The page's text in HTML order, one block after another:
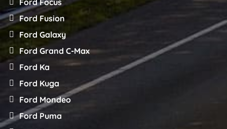
Ford Focus
Ford Fusion
Ford Galaxy
Ford Grand C-Max
Ford Ka
Ford Kuga
Ford Mondeo
Ford Puma